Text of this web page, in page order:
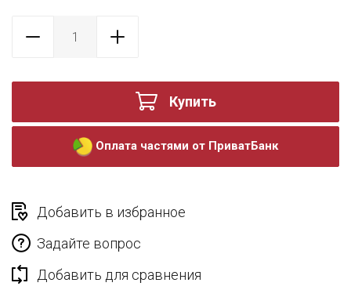
Купить
Оплата частями от ПриватБанк
Добавить в избранное
Задайте вопрос
Добавить для сравнения